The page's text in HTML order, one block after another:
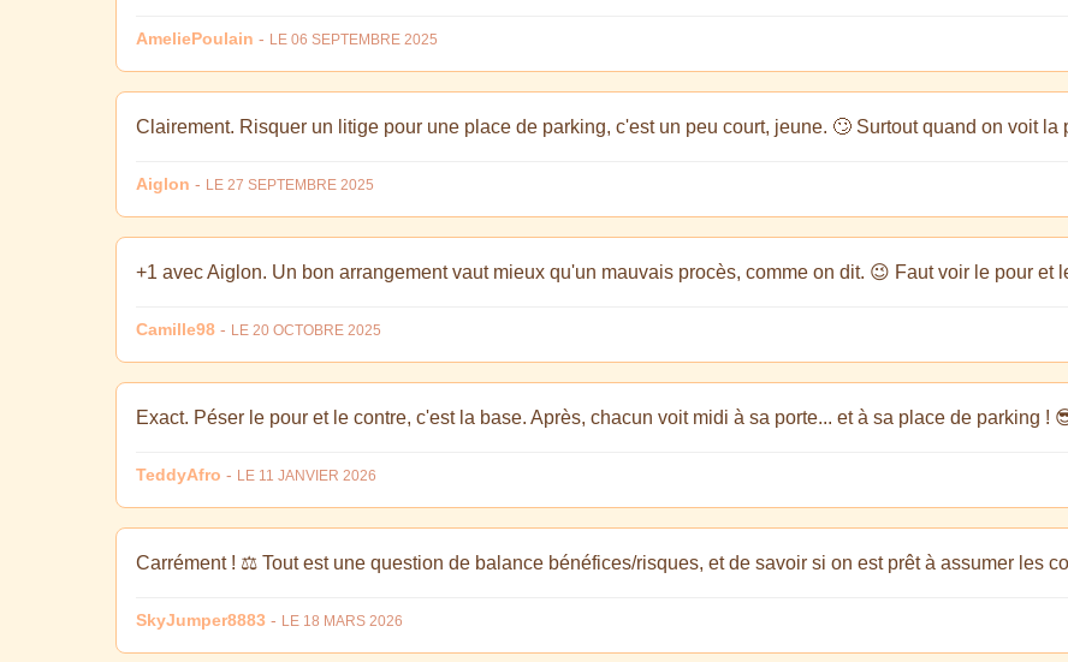
AmeliePoulain - LE 06 SEPTEMBRE 2025
Clairement. Risquer un litige pour une place de parking, c'est un peu court, jeune. 🙄 Surtout quand on voit
Aiglon - LE 27 SEPTEMBRE 2025
+1 avec Aiglon. Un bon arrangement vaut mieux qu'un mauvais procès, comme on dit. 😉 Faut voir le pour et
Camille98 - LE 20 OCTOBRE 2025
Exact. Péser le pour et le contre, c'est la base. Après, chacun voit midi à sa porte... et à sa place de parking !
TeddyAfro - LE 11 JANVIER 2026
Carrément ! ⚖️ Tout est une question de balance bénéfices/risques, et de savoir si on est prêt à assumer les
SkyJumper8883 - LE 18 MARS 2026